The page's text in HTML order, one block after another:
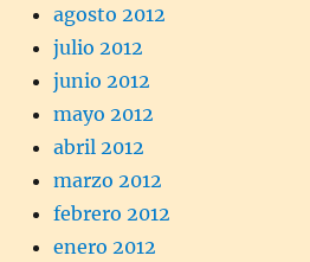
agosto 2012
julio 2012
junio 2012
mayo 2012
abril 2012
marzo 2012
febrero 2012
enero 2012